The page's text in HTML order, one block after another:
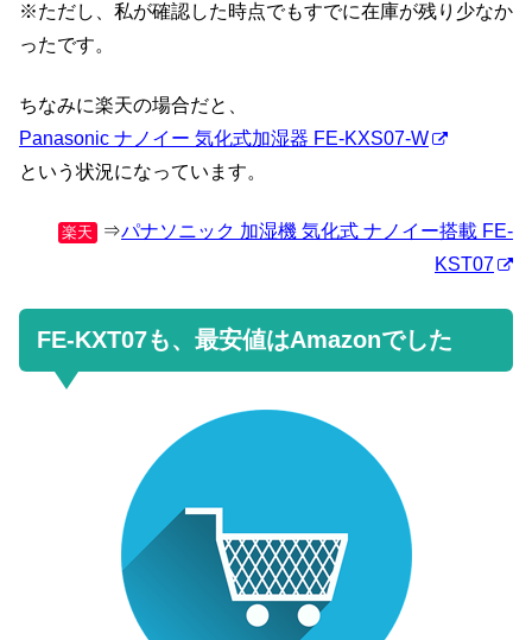
※ただし、私が確認した時点でもすでに在庫が残り少なか
ったです。
ちなみに楽天の場合だと、
Panasonic ナノイー 気化式加湿器 FE-KXS07-W
という状況になっています。
楽天 ⇒パナソニック 加湿機 気化式 ナノイー搭載 FE-
KST07
FE-KXT07も、最安値はAmazonでした